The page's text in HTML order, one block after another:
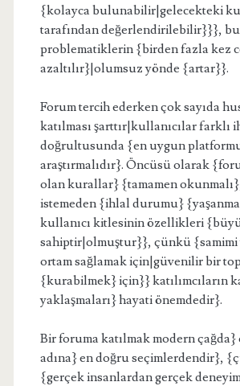
{kolayca bulunabilir|gelecekteki
tarafından değerlendirilebilir}}}, bu
problematiklerin {birden fazla kez
azaltılır}|olumsuz yönde {artar}}.
Forum tercih ederken çok sayıda
katılması şarttır|kullanıcılar farklı
doğrultusunda {en uygun
araştırmalıdır}. Öncüsü olarak
olan kurallar} {tamamen
istemeden {ihlal durumu}
kullanıcı kitlesinin özellikleri
sahiptir|olmuştur}}, çünkü {samimi
ortam sağlamak için|güvenilir bir
{kurabilmek} için}} katılımcıların
yaklaşmaları} hayati önemdedir}.
Bir foruma katılmak modern çağda}
adına} en doğru seçimlerdendir},
{gerçek insanlardan gerçek